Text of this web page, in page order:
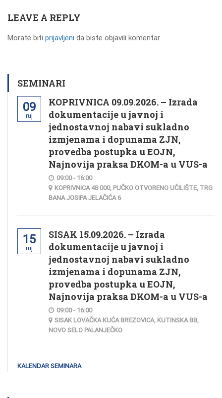
LEAVE A REPLY
Morate biti prijavljeni da biste objavili komentar.
SEMINARI
09
ruj
KOPRIVNICA 09.09.2026. – Izrada
dokumentacije u javnoj i
jednostavnoj nabavi sukladno
izmjenama i dopunama ZJN,
provedba postupka u EOJN,
Najnovija praksa DKOM-a u VUS-a
09:00 - 16:00
KOPRIVNICA 48 000, PUČKO OTVORENO UČILIŠTE, TRG
BANA JOSIPA JELAČIĆA 6
15
ruj
SISAK 15.09.2026. – Izrada
dokumentacije u javnoj i
jednostavnoj nabavi sukladno
izmjenama i dopunama ZJN,
provedba postupka u EOJN,
Najnovija praksa DKOM-a u VUS-a
09:00 - 16:00
SISAK LOVAČKA KUĆA BREZOVICA, KUTINSKA BB,
NOVO SELO PALANJEČKO
KALENDAR SEMINARA